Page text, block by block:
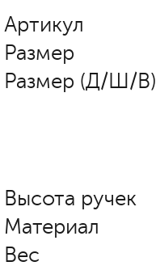
Артикул
Размер
Размер (Д/Ш/В)
Высота ручек
Материал
Вес